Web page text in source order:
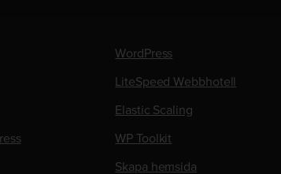
WordPress
LiteSpeed Webbhotell
Elastic Scaling
WP Toolkit
Skapa hemsida